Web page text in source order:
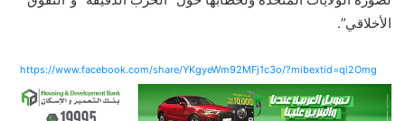
الأخلاقي”.
https://www.facebook.com/share/YKgyeWm92MFj1c3o/?mibextid=qi2Omg